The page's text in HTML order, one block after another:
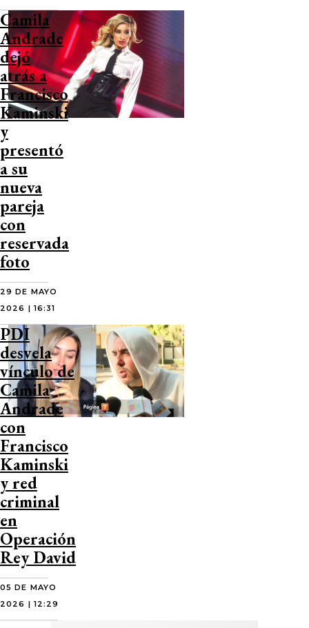
Camila
Andrade
dejó
atrás a
Francisco
Kaminski
y
presentó
a su
nueva
pareja
con
reservada
foto
29 DE MAYO
2026 | 16:31
PDI
desvela
vínculo de
Camila
Andrade
con
Francisco
Kaminski
y red
criminal
en
Operación
Rey David
05 DE MAYO
2026 | 12:29